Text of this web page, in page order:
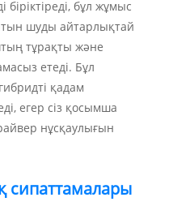
біріктіреді, бұл жұмыс
шуды айтарлықтай
тұрақты және
етеді. Бұл
қадам
егер сіз қосымша
нұсқаулығын
сипаттамалары